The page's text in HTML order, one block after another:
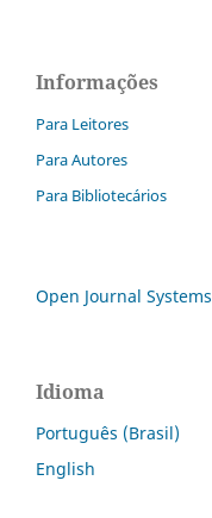
Informações
Para Leitores
Para Autores
Para Bibliotecários
Open Journal Systems
Idioma
Português (Brasil)
English